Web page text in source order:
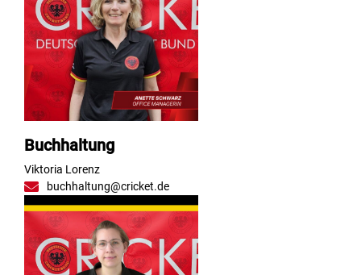
Buchhaltung
Viktoria Lorenz
buchhaltung@cricket.de